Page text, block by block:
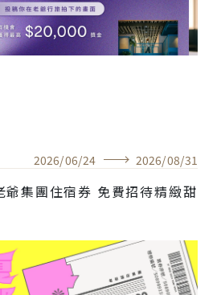
2026/06/24 2026/08/31
爺集團住宿券 免費招待精緻甜